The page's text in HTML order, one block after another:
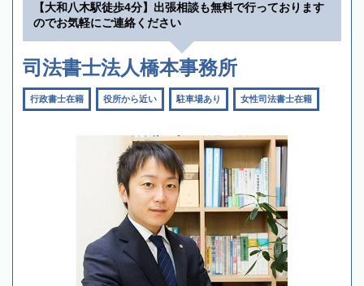
【大和八木駅徒歩4分】出張相談も無料で行っております
のでお気軽にご連絡ください
司法書士法人橋本事務所
行政書士在籍 役所から近い 駐車場あり 女性司法書士在籍